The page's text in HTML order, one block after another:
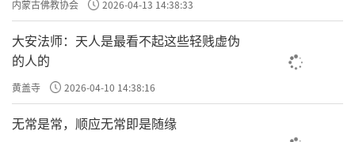
内蒙古佛教协会 2026-04-13 14:38:33
大安法师：天人是最看不起这些轻贱虚伪
的人的
黄盖寺 2026-04-10 14:38:16
无常是常，顺应无常即是随缘